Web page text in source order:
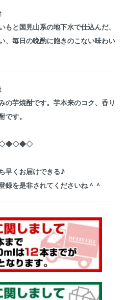
と国見山系の地下水で仕込んだ、
、毎日の晩酌に飽きのこない味わい
の芋焼酎です。芋本来のコク、香り
す。
早くお届けできる♪
録を是非されてくださいね＾＾